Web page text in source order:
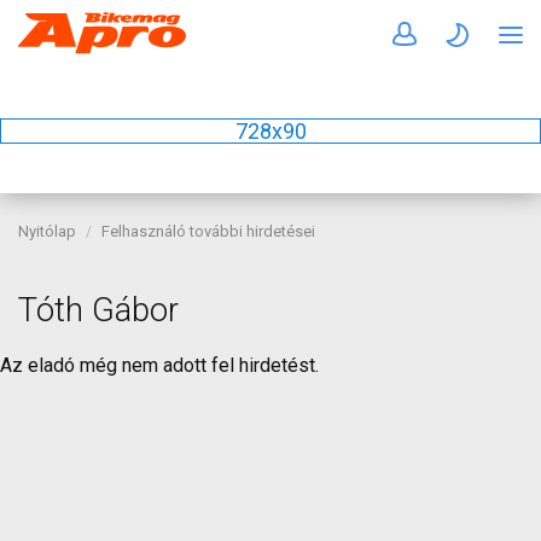
728x90
Nyitólap Felhasználó további hirdetései
Tóth Gábor
Az eladó még nem adott fel hirdetést.